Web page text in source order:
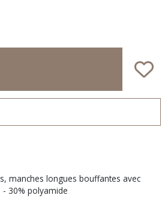
manches longues bouffantes avec
30% polyamide